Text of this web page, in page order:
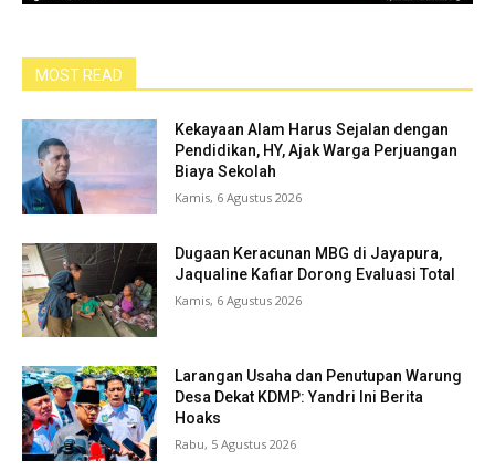
MOST READ
Kekayaan Alam Harus Sejalan dengan
Pendidikan, HY, Ajak Warga Perjuangan
Biaya Sekolah
Kamis, 6 Agustus 2026
Dugaan Keracunan MBG di Jayapura,
Jaqualine Kafiar Dorong Evaluasi Total
Kamis, 6 Agustus 2026
Larangan Usaha dan Penutupan Warung
Desa Dekat KDMP: Yandri Ini Berita
Hoaks
Rabu, 5 Agustus 2026